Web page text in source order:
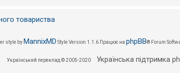
товариства
style byMannixMD Style Version 1.1.6 Працює на phpBB® Forum
Український переклад © 2005-2020 Українська підтримка